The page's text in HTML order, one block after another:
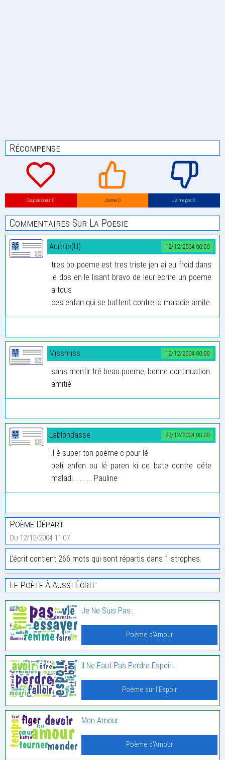
Récompense
Coup de coeur: 0 J’aime: 0 J’aime pas: 0
Commentaires Sur La Poesie
12/12/2004 00:00
Aurelie(U)
tres bo poeme est tres triste jen ai eu froid dans
le dos en le lisant bravo de leur ecrire un poeme
a tous
ces enfan qui se battent contre la maladie amite
12/12/2004 00:00
Missmiss
sans mentir tré beau poeme, bonne continuation
amitié
23/12/2004 00:00
Lablondasse
il é super ton poème c pour lé
peti enfen ou lé paren ki ce bate contre céte
maladi. . . . . . Pauline
Poème Départ
Du 12/12/2004 11:07
L'écrit contient 266 mots qui sont répartis dans 1 strophes.
Le Poète À Aussi Écrit:
Je Ne Suis Pas…
Poème d'Amour
Il Ne Faut Pas Perdre Espoir…
Poème sur l'Espoir
Mon Amour
Poème d'Amour